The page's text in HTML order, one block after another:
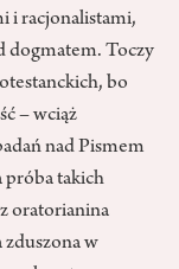
i racjonalistami,
dogmatem. Toczy
bo
– wciąż
nad Pismem
próba takich
oratorianina
zduszona w